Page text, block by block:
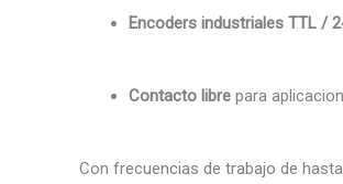
Encoders industriales TTL /
Contacto libre para
Con frecuencias de trabajo de hasta